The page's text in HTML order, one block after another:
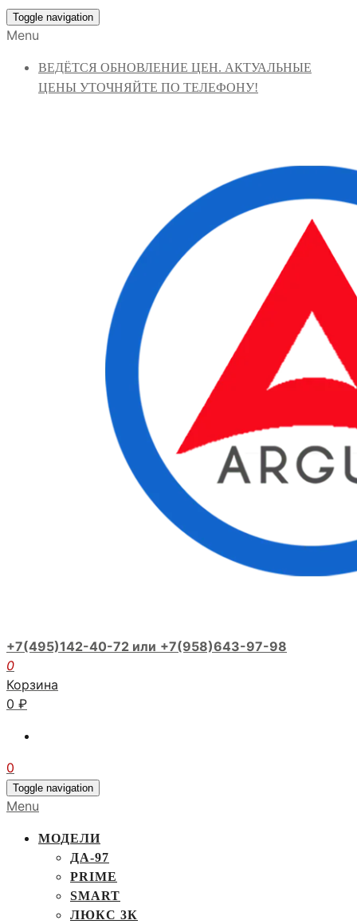
Toggle navigation
Menu
ВЕДЁТСЯ ОБНОВЛЕНИЕ ЦЕН. АКТУАЛЬНЫЕ
ЦЕНЫ УТОЧНЯЙТЕ ПО ТЕЛЕФОНУ!
+7(495)142-40-72 или +7(958)643-97-98
0
Корзина
0 ₽
0
Toggle navigation
Menu
МОДЕЛИ
ДА-97
PRIME
SMART
ЛЮКС 3К